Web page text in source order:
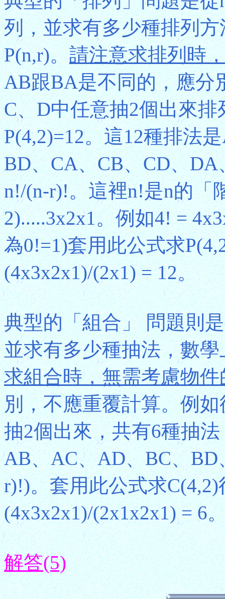
列，並求有多少種排列
P(n,r)。請注意求排列時
AB跟BA是不同的，應分
C、D中任意抽2個出來
P(4,2)=12。這12種排法
BD、CA、CB、CD、
n!/(n-r)!。這裡n!是n的「
2).....3x2x1。例如4! =
為0!=1)套用此公式求
(4x3x2x1)/(2x1) = 12。
典型的「組合」 問題則
並求有多少種抽法，數
求組合時，無需考慮物件
別，不應重覆計算。例
抽2個出來，共有6種抽
AB、AC、AD、BC、
r)!)。套用此公式求
(4x3x2x1)/(2x1x2x1) = 6
解答(5)